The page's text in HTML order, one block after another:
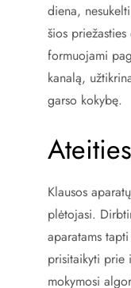
diena,
šios
formuojami
kanalą,
garso kokybę.
Klausos
plėtojasi.
aparatams
prisitaikyti prie
mokymosi